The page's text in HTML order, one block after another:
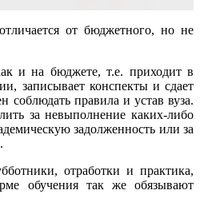
от бюджетного, но не
и на бюджете, т.е. приходит в
записывает конспекты и сдает
правила и устав вуза.
за невыполнение каких-либо
задолженность или за
отработки и практика,
обучения так же обязывают